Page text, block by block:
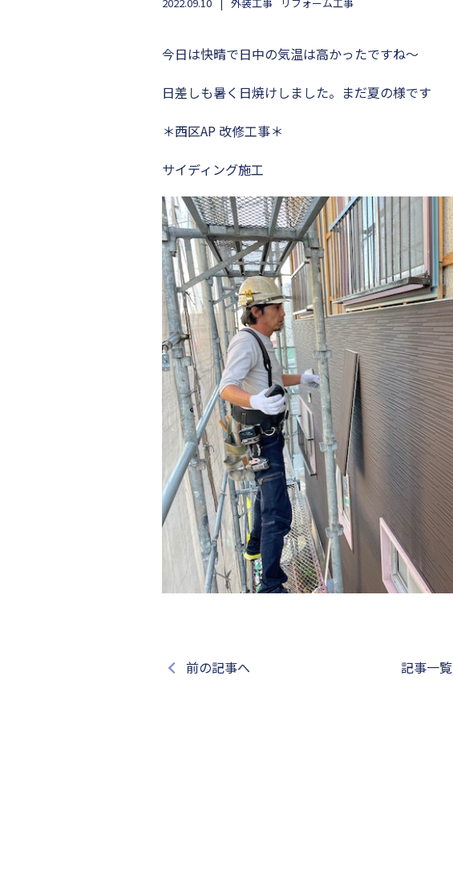
今日は快晴で日中の気温は高かったですね〜
日差しも暑く日焼けしました。まだ夏の様です
＊西区AP 改修工事＊
サイディング施工
前の記事へ 記事一覧